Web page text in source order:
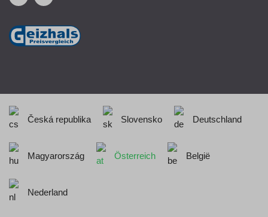
Česká republika Slovensko Deutschland
Magyarország Österreich België
Nederland